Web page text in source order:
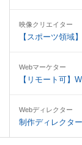
映像クリエイター
【スポーツ領域
Webマーケター
【リモート可】
Webディレクター
制作ディレクタ